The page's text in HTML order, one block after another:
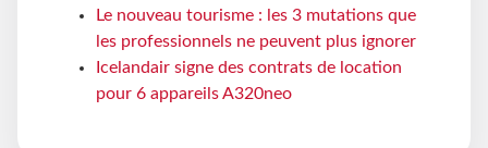
Le nouveau tourisme : les 3 mutations que
les professionnels ne peuvent plus ignorer
Icelandair signe des contrats de location
pour 6 appareils A320neo